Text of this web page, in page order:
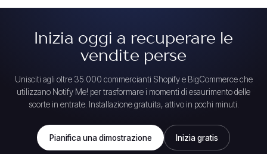
Inizia oggi a recuperare le
vendite perse
Unisciti agli oltre 35.000 commercianti Shopify e BigCommerce che
utilizzano Notify Me! per trasformare i momenti di esaurimento delle
scorte in entrate. Installazione gratuita, attivo in pochi minuti.
Pianifica una dimostrazione Inizia gratis